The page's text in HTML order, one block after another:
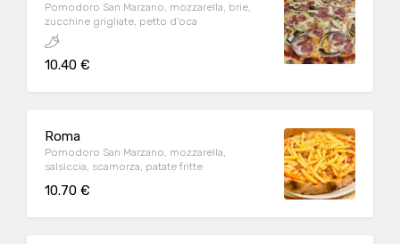
Pomodoro San Marzano, mozzarella, brie,
zucchine grigliate, petto d'oca
10.40 €
Roma
Pomodoro San Marzano, mozzarella,
salsiccia, scamorza, patate fritte
10.70 €